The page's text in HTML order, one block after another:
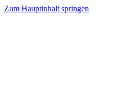
Zum Hauptinhalt springen